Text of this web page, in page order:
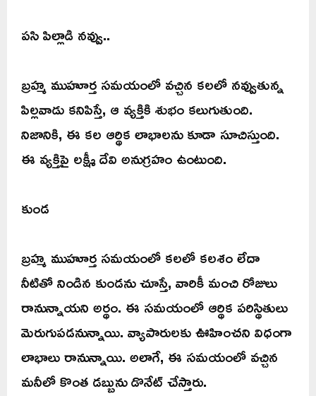
పసి పిల్లాడి నవ్వు..
బ్రహ్మ ముహూర్త సమయంలో వచ్చిన కలలో నవ్వుతున్న
పిల్లవాడు కనిపిస్తే, ఆ వ్యక్తికి శుభం కలుగుతుంది.
నిజానికి, ఈ కల ఆర్థిక లాభాలను కూడా సూచిస్తుంది.
ఈ వ్యక్తిపై లక్ష్మీ దేవి అనుగ్రహం ఉంటుంది.
కుండ
బ్రహ్మ ముహూర్త సమయంలో కలలో కలశం లేదా
నీటితో నిండిన కుండను చూస్తే, వారికీ మంచి రోజులు
రానున్నాయని అర్థం. ఈ సమయంలో ఆర్థిక పరిస్థితులు
మెరుగుపడనున్నాయి. వ్యాపారులకు ఊహించని విధంగా
లాభాలు రానున్నాయి. అలాగే, ఈ సమయంలో వచ్చిన
మనీలో కొంత డబ్బును డొనేట్ చేస్తారు.